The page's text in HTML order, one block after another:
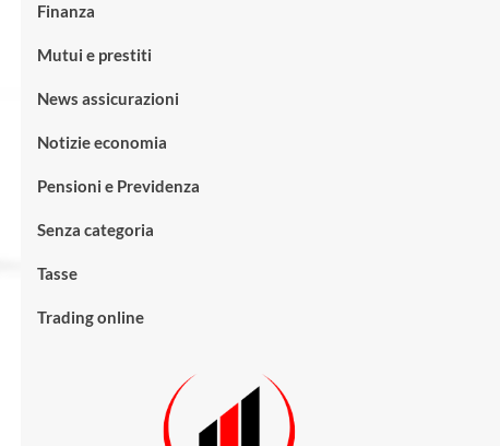
Finanza
Mutui e prestiti
News assicurazioni
Notizie economia
Pensioni e Previdenza
Senza categoria
Tasse
Trading online